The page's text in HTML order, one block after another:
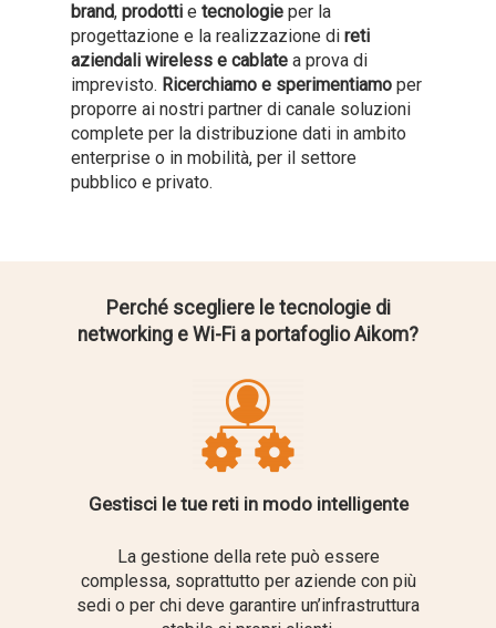
brand, prodotti e tecnologie per la
progettazione e la realizzazione di reti
aziendali wireless e cablate a prova di
imprevisto. Ricerchiamo e sperimentiamo per
proporre ai nostri partner di canale soluzioni
complete per la distribuzione dati in ambito
enterprise o in mobilità, per il settore
pubblico e privato.
Perché scegliere le tecnologie di
networking e Wi-Fi a portafoglio Aikom?
Gestisci le tue reti in modo intelligente
La gestione della rete può essere
complessa, soprattutto per aziende con più
sedi o per chi deve garantire un’infrastruttura